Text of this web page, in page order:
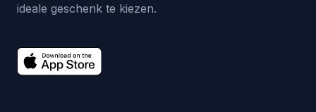
ideale geschenk te kiezen.